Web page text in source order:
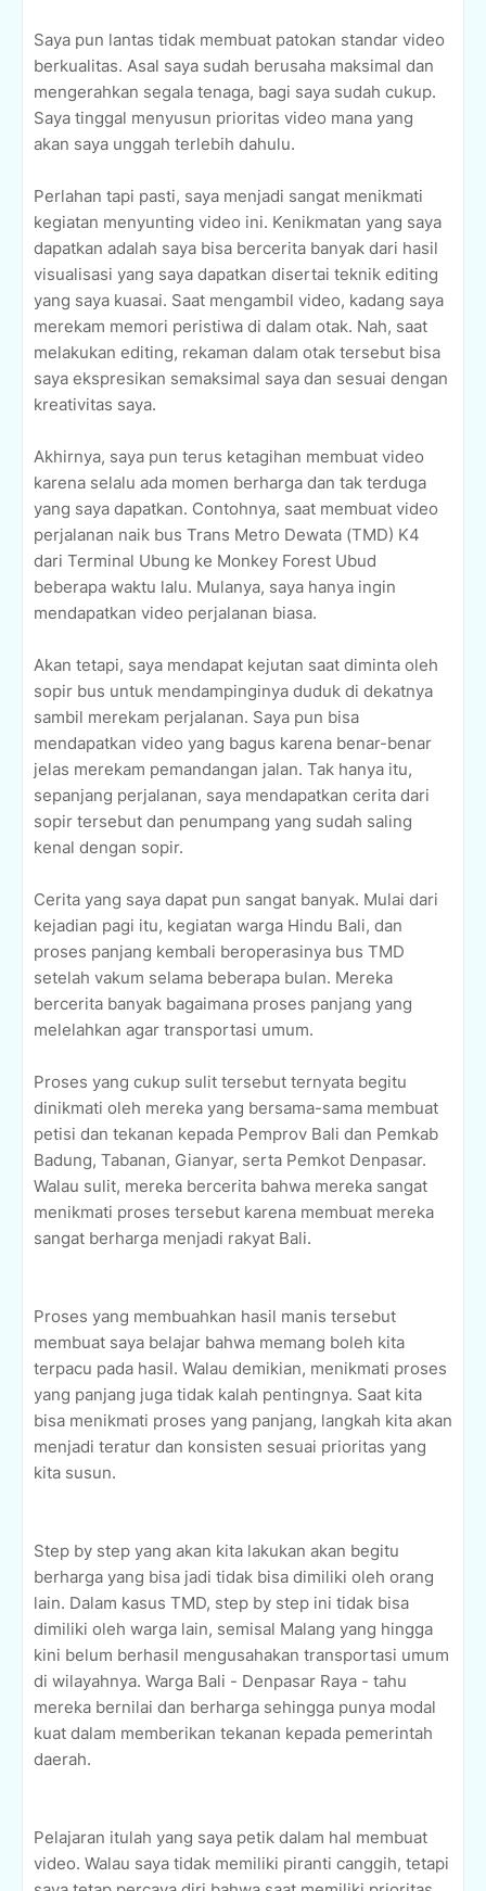
Saya pun lantas tidak membuat patokan standar video
berkualitas. Asal saya sudah berusaha maksimal dan
mengerahkan segala tenaga, bagi saya sudah cukup.
Saya tinggal menyusun prioritas video mana yang
akan saya unggah terlebih dahulu.
Perlahan tapi pasti, saya menjadi sangat menikmati
kegiatan menyunting video ini. Kenikmatan yang saya
dapatkan adalah saya bisa bercerita banyak dari hasil
visualisasi yang saya dapatkan disertai teknik editing
yang saya kuasai. Saat mengambil video, kadang saya
merekam memori peristiwa di dalam otak. Nah, saat
melakukan editing, rekaman dalam otak tersebut bisa
saya ekspresikan semaksimal saya dan sesuai dengan
kreativitas saya.
Akhirnya, saya pun terus ketagihan membuat video
karena selalu ada momen berharga dan tak terduga
yang saya dapatkan. Contohnya, saat membuat video
perjalanan naik bus Trans Metro Dewata (TMD) K4
dari Terminal Ubung ke Monkey Forest Ubud
beberapa waktu lalu. Mulanya, saya hanya ingin
mendapatkan video perjalanan biasa.
Akan tetapi, saya mendapat kejutan saat diminta oleh
sopir bus untuk mendampinginya duduk di dekatnya
sambil merekam perjalanan. Saya pun bisa
mendapatkan video yang bagus karena benar-benar
jelas merekam pemandangan jalan. Tak hanya itu,
sepanjang perjalanan, saya mendapatkan cerita dari
sopir tersebut dan penumpang yang sudah saling
kenal dengan sopir.
Cerita yang saya dapat pun sangat banyak. Mulai dari
kejadian pagi itu, kegiatan warga Hindu Bali, dan
proses panjang kembali beroperasinya bus TMD
setelah vakum selama beberapa bulan. Mereka
bercerita banyak bagaimana proses panjang yang
melelahkan agar transportasi umum.
Proses yang cukup sulit tersebut ternyata begitu
dinikmati oleh mereka yang bersama-sama membuat
petisi dan tekanan kepada Pemprov Bali dan Pemkab
Badung, Tabanan, Gianyar, serta Pemkot Denpasar.
Walau sulit, mereka bercerita bahwa mereka sangat
menikmati proses tersebut karena membuat mereka
sangat berharga menjadi rakyat Bali.
Proses yang membuahkan hasil manis tersebut
membuat saya belajar bahwa memang boleh kita
terpacu pada hasil. Walau demikian, menikmati proses
yang panjang juga tidak kalah pentingnya. Saat kita
bisa menikmati proses yang panjang, langkah kita akan
menjadi teratur dan konsisten sesuai prioritas yang
kita susun.
Step by step yang akan kita lakukan akan begitu
berharga yang bisa jadi tidak bisa dimiliki oleh orang
lain. Dalam kasus TMD, step by step ini tidak bisa
dimiliki oleh warga lain, semisal Malang yang hingga
kini belum berhasil mengusahakan transportasi umum
di wilayahnya. Warga Bali - Denpasar Raya - tahu
mereka bernilai dan berharga sehingga punya modal
kuat dalam memberikan tekanan kepada pemerintah
daerah.
Pelajaran itulah yang saya petik dalam hal membuat
video. Walau saya tidak memiliki piranti canggih, tetapi